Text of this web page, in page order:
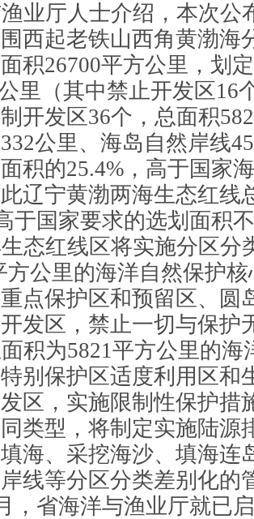
业厅人士介绍，本次公
西起老铁山西角黄渤海
积26700平方公里，划
里（其中禁止开发区16
开发区36个，总面积
公里、海岛自然岸线
积的25.4%，高于国家
辽宁黄渤两海生态红线
于国家要求的选划面积
态红线区将实施分区分
方公里的海洋自然保护
点保护区和预留区、圆
发区，禁止一切与保护
积为5821平方公里的海
别保护区适度利用区和
区，实施限制性保护措
类型，将制定实施陆源
海、采挖海沙、填海连
线等分区分类差别化的
，省海洋与渔业厅就已